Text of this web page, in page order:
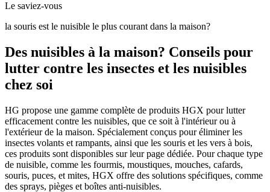
Le saviez-vous
la souris est le nuisible le plus courant dans la maison?
Des nuisibles à la maison? Conseils pour
lutter contre les insectes et les nuisibles
chez soi
HG propose une gamme complète de produits HGX pour lutter
efficacement contre les nuisibles, que ce soit à l'intérieur ou à
l'extérieur de la maison. Spécialement conçus pour éliminer les
insectes volants et rampants, ainsi que les souris et les vers à bois,
ces produits sont disponibles sur leur page dédiée. Pour chaque type
de nuisible, comme les fourmis, moustiques, mouches, cafards,
souris, puces, et mites, HGX offre des solutions spécifiques, comme
des sprays, pièges et boîtes anti-nuisibles.